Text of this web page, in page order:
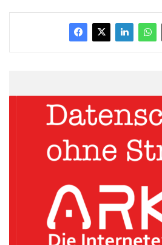
Gebührenfreiheit des sogenannten
Autoradio eines Selbstständigen sei
rechtfertige es, Fahrten von der
bereits der Berufsausübung
ARKM.marketing